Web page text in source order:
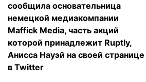
сообщила основательница
немецкой медиакомпании
Maffick Media, часть акций
которой принадлежит Ruptly,
Анисса Науэй на своей странице
в Twitter